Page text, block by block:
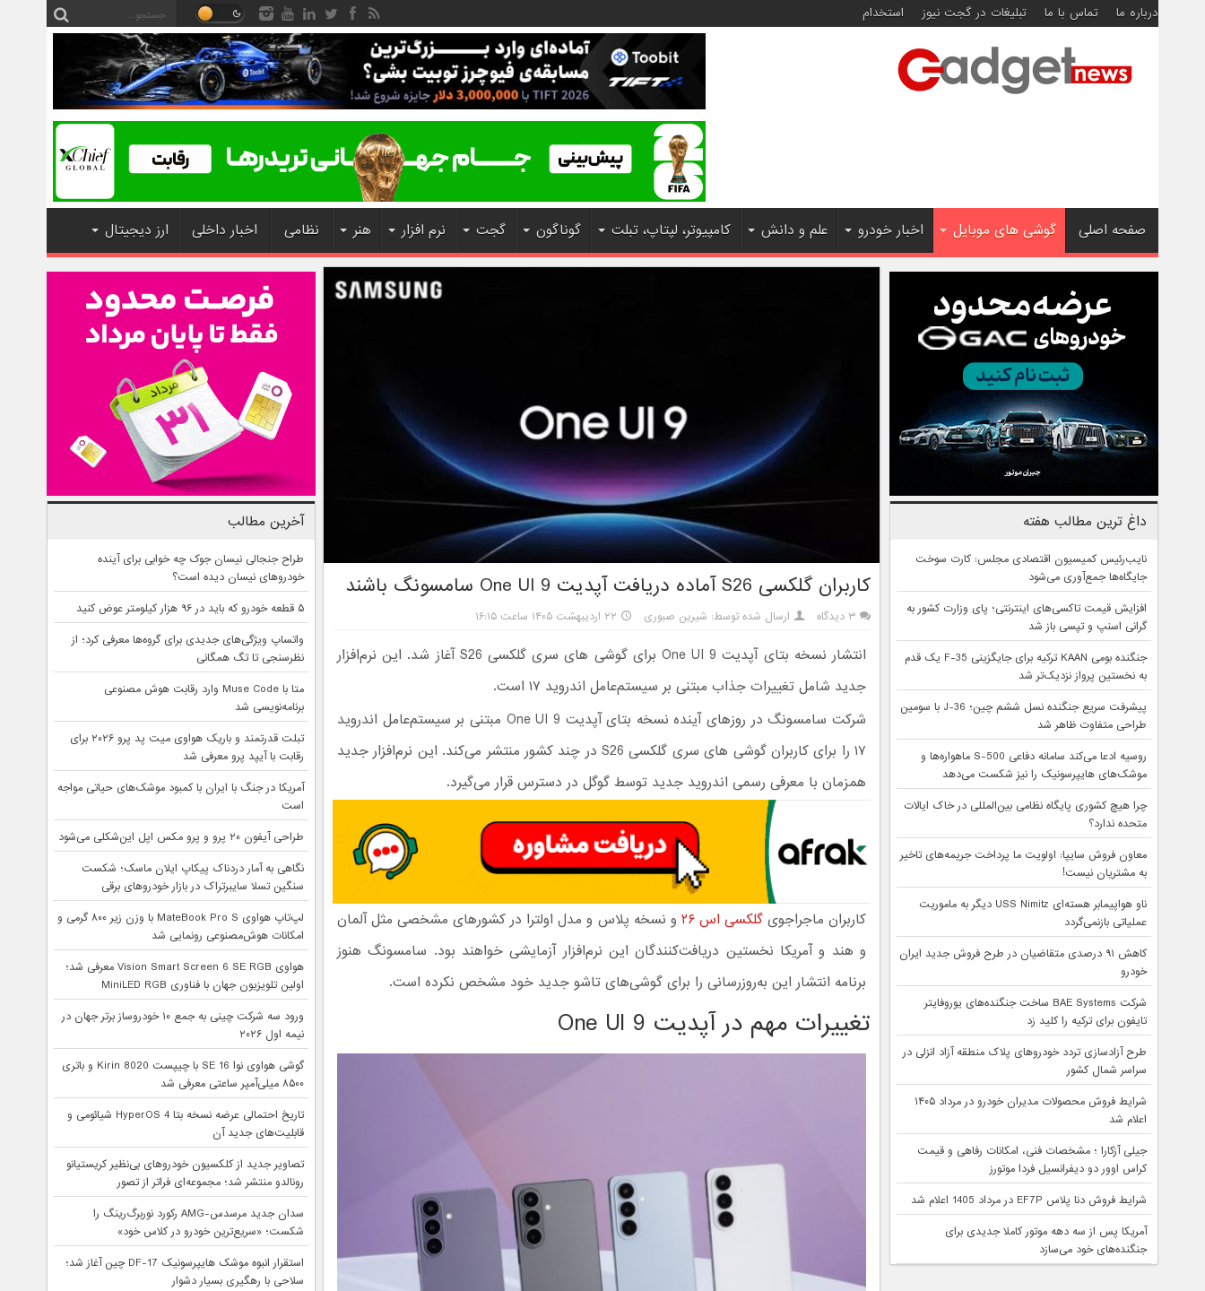
درباره ما تماس با ما تبلیغات در گجت نیوز استخدام
صفحه اصلی گوشی های موبایل اخبار خودرو علم و دانش کامپیوتر، لپتاپ، تبلت گوناگون گجت نرم افزار هنر نظامی اخبار داخلی ارز دیجیتال
کاربران گلکسی S26 آماده دریافت آپدیت One UI 9 سامسونگ باشند
۳ دیدگاه ارسال شده توسط: شیرین صبوری ۲۲ اردیبهشت ۱۴۰۵ ساعت ۱۶:۱۵
انتشار نسخه بتای آپدیت One UI 9 برای گوشی های سری گلکسی S26 آغاز شد. این نرم‌افزار
جدید شامل تغییرات جذاب مبتنی بر سیستم‌عامل اندروید ۱۷ است.
شرکت سامسونگ در روزهای آینده نسخه بتای آپدیت One UI 9 مبتنی بر سیستم‌عامل اندروید
۱۷ را برای کاربران گوشی های سری گلکسی S26 در چند کشور منتشر می‌کند. این نرم‌افزار جدید
همزمان با معرفی رسمی اندروید جدید توسط گوگل در دسترس قرار می‌گیرد.
کاربران ماجراجویگلکسی اس ۲۶
و نسخه پلاس و مدل اولترا در کشورهای مشخصی مثل آلمان
و هند و آمریکا نخستین دریافت‌کنندگان این نرم‌افزار آزمایشی خواهند بود. سامسونگ هنوز
برنامه انتشار این به‌روزرسانی را برای گوشی‌های تاشو جدید خود مشخص نکرده است.
تغییرات مهم در آپدیت One UI 9
داغ ترین مطالب هفته
نایب‌رئیس کمیسیون اقتصادی مجلس: کارت سوخت
جایگاه‌ها جمع‌آوری می‌شود
افزایش قیمت تاکسی‌های اینترنتی؛ پای وزارت کشور به
گرانی اسنپ و تپسی باز شد
جنگنده بومی KAAN ترکیه برای جایگزینی F-35 یک قدم
به نخستین پرواز نزدیک‌تر شد
پیشرفت سریع جنگنده نسل ششم چین؛ J-36 با سومین
طراحی متفاوت ظاهر شد
روسیه ادعا می‌کند سامانه دفاعی S-500 ماهواره‌ها و
موشک‌های هایپرسونیک را نیز شکست می‌دهد
چرا هیچ کشوری پایگاه نظامی بین‌المللی در خاک ایالات
متحده ندارد؟
معاون فروش سایپا: اولویت ما پرداخت جریمه‌های تاخیر
به مشتریان نیست!
ناو هواپیمابر هسته‌ای USS Nimitz دیگر به ماموریت
عملیاتی بازنمی‌گردد
کاهش ۹۱ درصدی متقاضیان در طرح فروش جدید ایران
خودرو
شرکت BAE Systems ساخت جنگنده‌های یوروفایتر
تایفون برای ترکیه را کلید زد
طرح آزادسازی تردد خودروهای پلاک منطقه آزاد انزلی در
سراسر شمال کشور
شرایط فروش محصولات مدیران خودرو در مرداد ۱۴۰۵
اعلام شد
جیلی آزکارا ؛ مشخصات فنی، امکانات رفاهی و قیمت
کراس اوور دو دیفرانسیل فردا موتورز
شرایط فروش دنا پلاس EF7P در مرداد 1405 اعلام شد
آمریکا پس از سه دهه موتور کاملا جدیدی برای
جنگنده‌های خود می‌سازد
آخرین مطالب
طراح جنجالی نیسان جوک چه خوابی برای آینده
خودروهای نیسان دیده است؟
۵ قطعه خودرو که باید در ۹۶ هزار کیلومتر عوض کنید
واتساپ ویژگی‌های جدیدی برای گروه‌ها معرفی کرد؛ از
نظرسنجی تا تگ همگانی
متا با Muse Code وارد رقابت هوش مصنوعی
برنامه‌نویسی شد
تبلت قدرتمند و باریک هواوی میت پد پرو ۲۰۲۶ برای
رقابت با آیپد پرو معرفی شد
آمریکا در جنگ با ایران با کمبود موشک‌های حیاتی مواجه
است
طراحی آیفون ۲۰ پرو و پرو مکس اپل این‌شکلی می‌شود
نگاهی به آمار دردناک پیکاپ ایلان ماسک؛ شکست
سنگین تسلا سایبرتراک در بازار خودروهای برقی
لپ‌تاپ هواوی MateBook Pro S با وزن زیر ۸۰۰ گرمی و
امکانات هوش‌مصنوعی رونمایی شد
هواوی Vision Smart Screen 6 SE RGB معرفی شد؛
اولین تلویزیون جهان با فناوری MiniLED RGB
ورود سه شرکت چینی به جمع ۱۰ خودروساز برتر جهان در
نیمه اول ۲۰۲۶
گوشی هواوی نوا 16 SE با چیپست Kirin 8020 و باتری
۸۵۰۰ میلی‌آمپر ساعتی معرفی شد
تاریخ احتمالی عرضه نسخه بتا HyperOS 4 شیائومی و
قابلیت‌های جدید آن
تصاویر جدید از کلکسیون خودروهای بی‌نظیر کریستیانو
رونالدو منتشر شد؛ مجموعه‌ای فراتر از تصور
سدان جدید مرسدس-AMG رکورد نوربرگ‌رینگ را
شکست؛ «سریع‌ترین خودرو در کلاس خود»
استقرار انبوه موشک هایپرسونیک DF-17 چین آغاز شد؛
سلاحی با رهگیری بسیار دشوار